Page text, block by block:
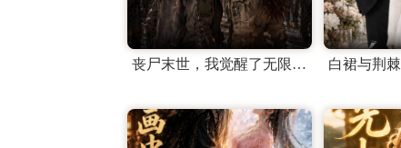
丧尸末世，我觉醒了无限复制异能 白裙与荆棘